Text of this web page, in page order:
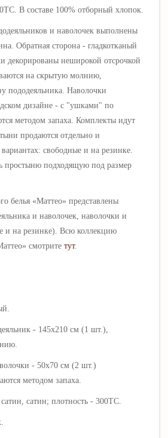
В составе 100% отборный хлопок.
и наволочек выполнены
Обратная сторона - гладкотканый
декорированы неширокой отсрочкой
на скрытую молнию,
пододеяльника. Наволочки
дизайне - с "ушками" по
методом запаха. Комплекты идут
продаются отдельно и
свободные и на резинке.
простыню подходящую под размер
белья «Маттео» представлены
и наволочек, наволочки и
и на резинке). Всю коллекцию
» смотрите тут.
- 145х210 см (1 шт.),
см (2 шт.)
методом запаха.
сатин; плотность - 300ТС.